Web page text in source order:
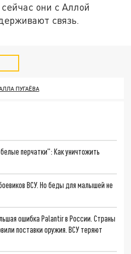
они с Аллой
связь.
ПУГАЁВА
перчатки": Как уничтожить
ВСУ. Но беды для малышей не
ошибка Palantir в России. Страны
поставки оружия. ВСУ теряют